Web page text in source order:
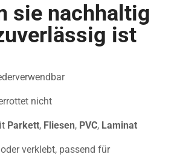
sie nachhaltig
ist
nicht
Parkett, Fliesen, PVC, Laminat
verklebt, passend für